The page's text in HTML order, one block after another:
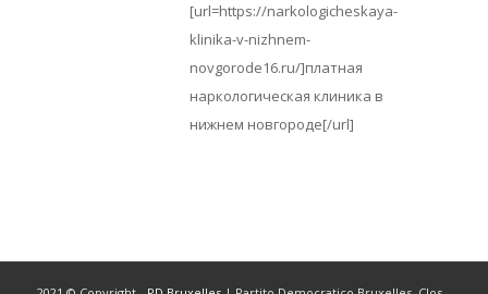
[url=https://narkologicheskaya-
klinika-v-nizhnem-
novgorode16.ru/]платная
наркологическая клиника в
нижнем новгороде[/url]